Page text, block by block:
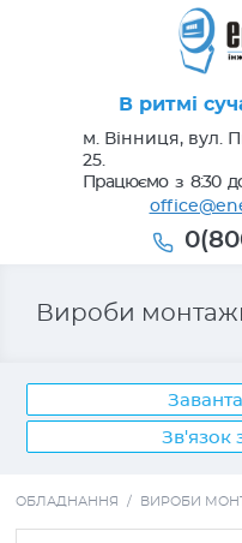
В ритмі
м. Вінниця, вул.
25.
Працюємо з 8:30
Вироби
Зв'язок
Лічильники
Кабель, провід
ОБЛАДНАННЯ / ВИРОБИ